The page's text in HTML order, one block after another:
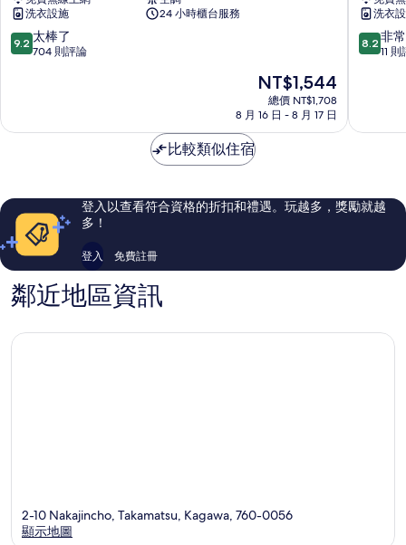
瓦
町
洗衣設施
24 小時櫃台服務
9.2
分，
太
則
評
9.2 太棒了
704 則評論
現
在
價
NT$1,544
總價 NT$1,708
8 月 16 日 - 8 月 17 日
特
旅
店
町
洗衣
8.2
分，
非
則
評
8.2 非
11
比較類似住宿
登入以查看符合資格的折扣和禮遇。玩越多，獎勵就越
多！
登入 免費註冊
鄰近地區資訊
2-10 Nakajincho, Takamatsu, Kagawa, 760-0056
顯示地圖